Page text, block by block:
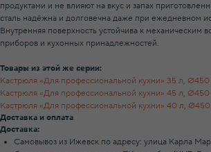
продуктами и не влияют на вкус и запах
сталь надёжна и долговечна даже при ежедневном
Внутренняя поверхность устойчива к механическим
приборов и кухонных принадлежностей.
Товары из этой же серии:
Кастрюля «Для профессиональной кухни» 35 л,
Кастрюля «Для профессиональной кухни» 45 л,
Кастрюля «Для профессиональной кухни» 40 л,
Доставка и оплата
Доставка:
Самовывоз из Ижевск по адресу: улица Карла